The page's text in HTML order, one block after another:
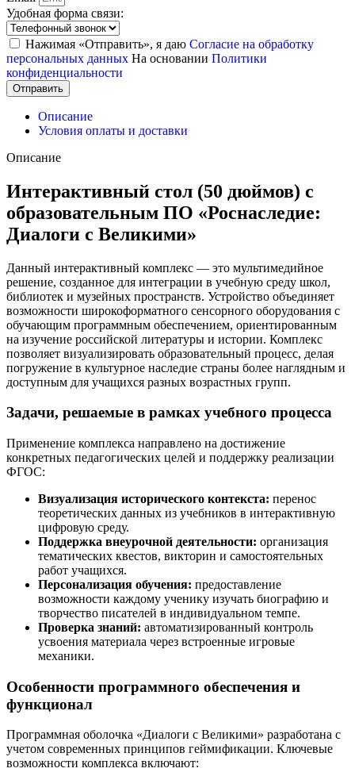
Удобная форма связи:
Нажимая «Отправить», я даю Согласие на обработку
персональных данных На основании Политики
конфиденциальности
Отправить
Описание
Условия оплаты и доставки
Описание
Интерактивный стол (50 дюймов) с
образовательным ПО «Роснаследие:
Диалоги с Великими»
Данный интерактивный комплекс — это мультимедийное
решение, созданное для интеграции в учебную среду школ,
библиотек и музейных пространств. Устройство объединяет
возможности широкоформатного сенсорного оборудования с
обучающим программным обеспечением, ориентированным
на изучение российской литературы и истории. Комплекс
позволяет визуализировать образовательный процесс, делая
погружение в культурное наследие страны более наглядным и
доступным для учащихся разных возрастных групп.
Задачи, решаемые в рамках учебного процесса
Применение комплекса направлено на достижение
конкретных педагогических целей и поддержку реализации
ФГОС:
Визуализация исторического контекста: перенос
теоретических данных из учебников в интерактивную
цифровую среду.
Поддержка внеурочной деятельности: организация
тематических квестов, викторин и самостоятельных
работ учащихся.
Персонализация обучения: предоставление
возможности каждому ученику изучать биографию и
творчество писателей в индивидуальном темпе.
Проверка знаний: автоматизированный контроль
усвоения материала через встроенные игровые
механики.
Особенности программного обеспечения и
функционал
Программная оболочка «Диалоги с Великими» разработана с
учетом современных принципов геймификации. Ключевые
возможности комплекса включают: